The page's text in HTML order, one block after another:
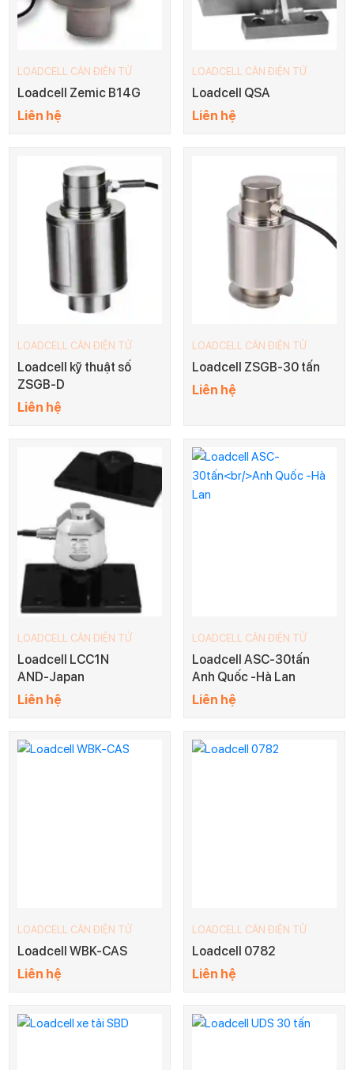
LOADCELL CÂN ĐIỆN TỬ
Loadcell Zemic B14G
Liên hệ
LOADCELL CÂN ĐIỆN TỬ
Loadcell QSA
Liên hệ
LOADCELL CÂN ĐIỆN TỬ
Loadcell kỹ thuật số
ZSGB-D
Liên hệ
LOADCELL CÂN ĐIỆN TỬ
Loadcell ZSGB-30 tấn
Liên hệ
LOADCELL CÂN ĐIỆN TỬ
Loadcell LCC1N
AND-Japan
Liên hệ
LOADCELL CÂN ĐIỆN TỬ
Loadcell ASC-30tấn
Anh Quốc -Hà Lan
Liên hệ
LOADCELL CÂN ĐIỆN TỬ
Loadcell WBK-CAS
Liên hệ
LOADCELL CÂN ĐIỆN TỬ
Loadcell 0782
Liên hệ